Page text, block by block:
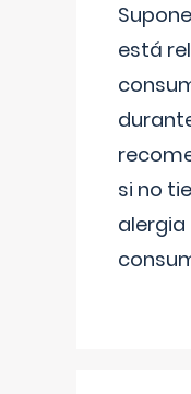
está
si no
alergia